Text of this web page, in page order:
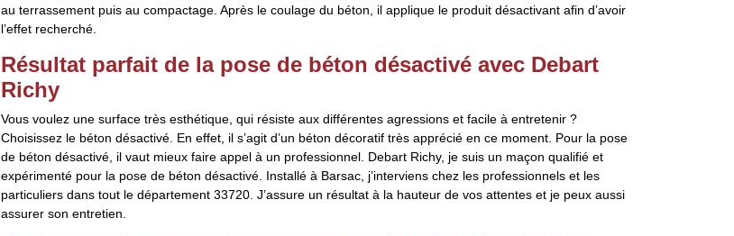
au terrassement puis au compactage. Après le coulage du béton, il applique le produit désactivant afin d’avoir
l’effet recherché.
Résultat parfait de la pose de béton désactivé avec Debart
Richy
Vous voulez une surface très esthétique, qui résiste aux différentes agressions et facile à entretenir ?
Choisissez le béton désactivé. En effet, il s’agit d’un béton décoratif très apprécié en ce moment. Pour la pose
de béton désactivé, il vaut mieux faire appel à un professionnel. Debart Richy, je suis un maçon qualifié et
expérimenté pour la pose de béton désactivé. Installé à Barsac, j’interviens chez les professionnels et les
particuliers dans tout le département 33720. J’assure un résultat à la hauteur de vos attentes et je peux aussi
assurer son entretien.